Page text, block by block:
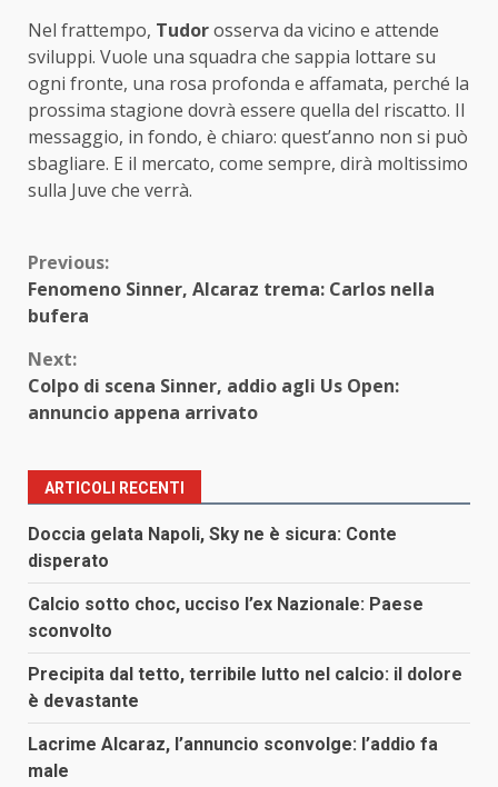
Nel frattempo, Tudorosserva da vicino e attende
sviluppi. Vuole una squadra che sappia lottare su
ogni fronte, una rosa profonda e affamata, perché la
prossima stagione dovrà essere quella del riscatto. Il
messaggio, in fondo, è chiaro: quest’anno non si può
sbagliare. E il mercato, come sempre, dirà moltissimo
sulla Juve che verrà.
Continue
Reading
Previous:
Fenomeno Sinner, Alcaraz trema: Carlos nella
bufera
Next:
Colpo di scena Sinner, addio agli Us Open:
annuncio appena arrivato
ARTICOLI RECENTI
Doccia gelata Napoli, Sky ne è sicura: Conte
disperato
Calcio sotto choc, ucciso l’ex Nazionale: Paese
sconvolto
Precipita dal tetto, terribile lutto nel calcio: il dolore
è devastante
Lacrime Alcaraz, l’annuncio sconvolge: l’addio fa
male